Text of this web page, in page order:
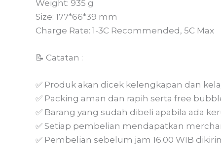
Weight: 935 g
Size: 177*66*39 mm
Charge Rate: 1-3C Recommended, 5C Max
📝 Catatan :
✅ Produk akan dicek kelengkapan dan
✅ Packing aman dan rapih serta free
✅ Barang yang sudah dibeli apabila ada
✅ Setiap pembelian mendapatkan
✅ Pembelian sebelum jam 16.00 WIB